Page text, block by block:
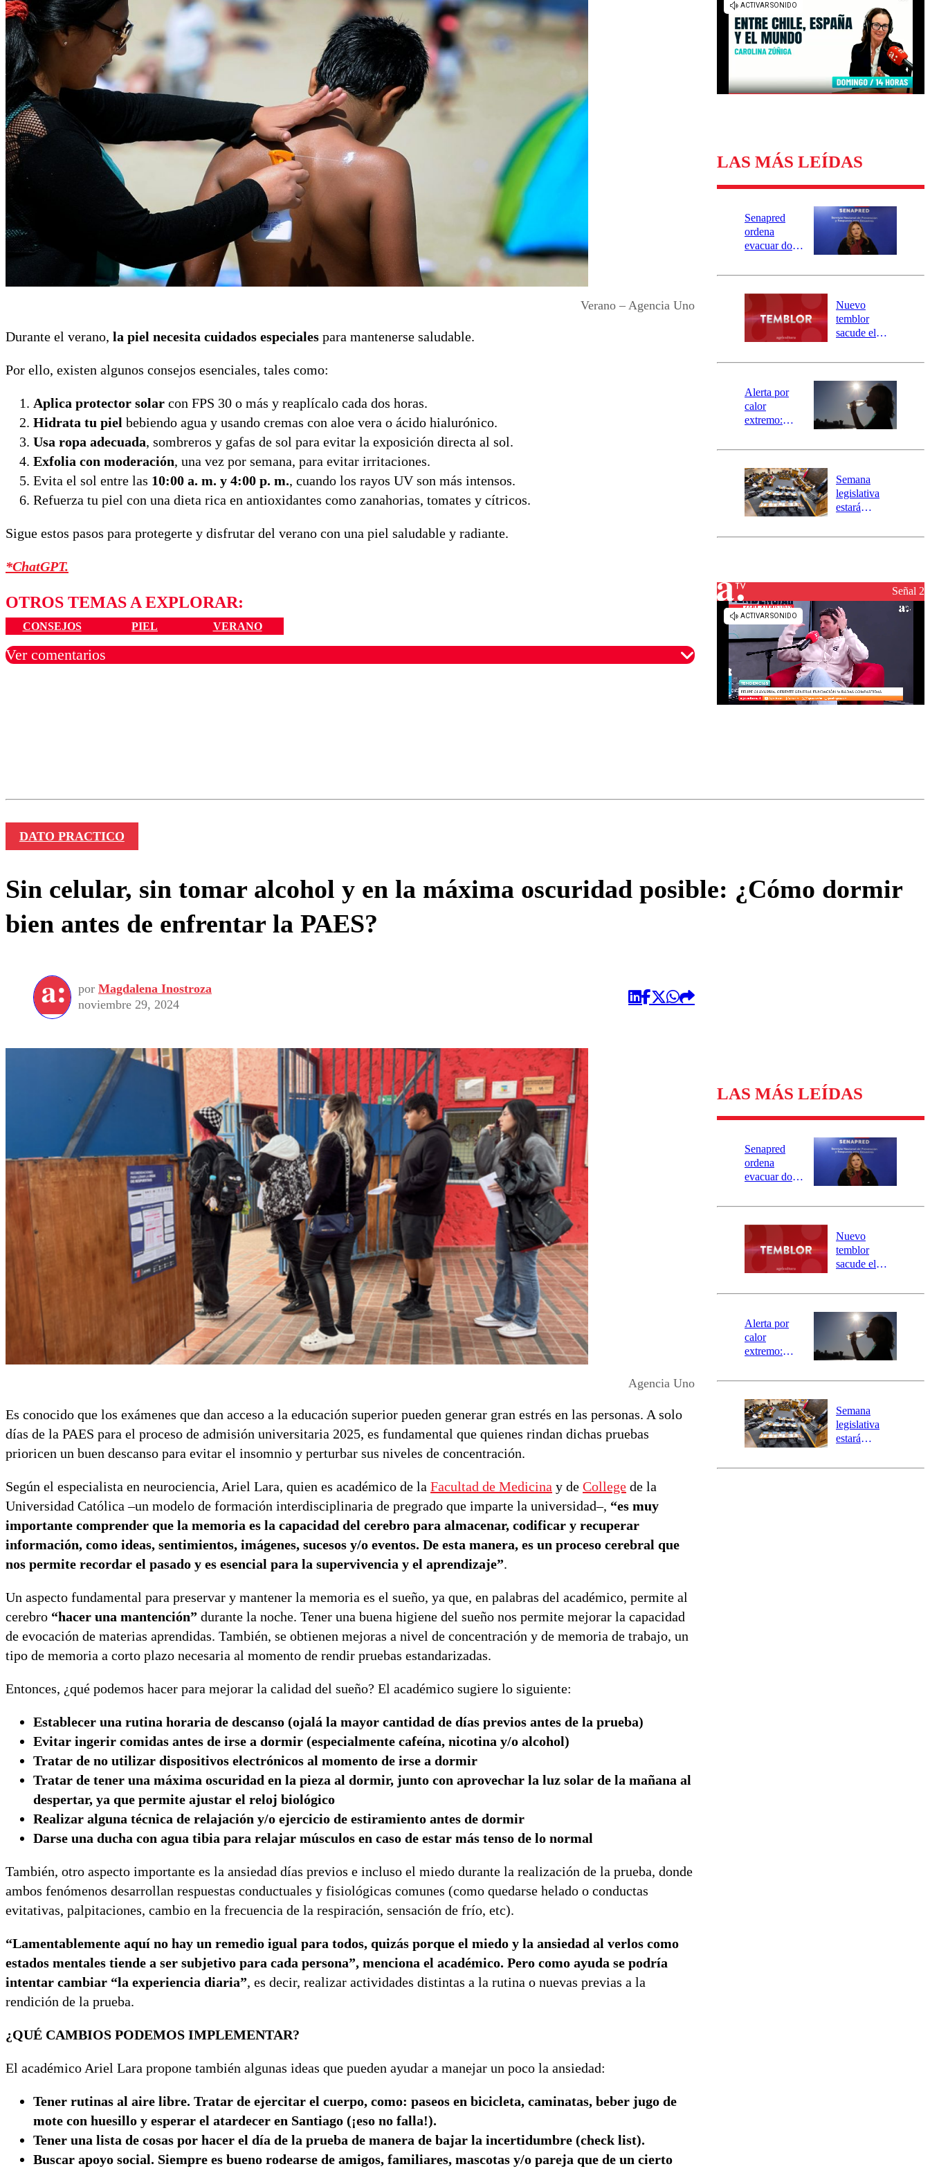
Universidad de Chile
Sustentabilidad
Verano – Agencia Uno
Durante el verano, la piel necesita cuidados especiales para mantenerse saludable.
Por ello, existen algunos consejos esenciales, tales como:
Aplica protector solar con FPS 30 o más y reaplícalo cada dos horas.
Hidrata tu piel bebiendo agua y usando cremas con aloe vera o ácido hialurónico.
Usa ropa adecuada, sombreros y gafas de sol para evitar la exposición directa al sol.
Exfolia con moderación, una vez por semana, para evitar irritaciones.
Evita el sol entre las 10:00 a. m. y 4:00 p. m., cuando los rayos UV son más intensos.
Refuerza tu piel con una dieta rica en antioxidantes como zanahorias, tomates y cítricos.
Sigue estos pasos para protegerte y disfrutar del verano con una piel saludable y radiante.
*ChatGPT.
OTROS TEMAS A EXPLORAR:
CONSEJOS PIEL VERANO
Ver comentarios
LAS MÁS LEÍDAS
Senapred
ordena
evacuar dos
Carahue por
río Damas:
activa
mensajería
SAE
Nuevo
temblor
sacude el
revisa la
epicentro
Alerta por
calor
extremo:
activa Alerta
Preventiva en
tres comunas
Semana
legislativa
estará
el fin de la
reconstrucciónSeñal 2
DATO PRACTICO
Sin celular, sin tomar alcohol y en la máxima oscuridad posible: ¿Cómo dormir
bien antes de enfrentar la PAES?
por Magdalena Inostroza
noviembre 29, 2024
Agencia Uno
Es conocido que los exámenes que dan acceso a la educación superior pueden generar gran estrés en las personas. A solo
días de la PAES para el proceso de admisión universitaria 2025, es fundamental que quienes rindan dichas pruebas
prioricen un buen descanso para evitar el insomnio y perturbar sus niveles de concentración.
Según el especialista en neurociencia, Ariel Lara, quien es académico de la Facultad de Medicina y de College de la
Universidad Católica –un modelo de formación interdisciplinaria de pregrado que imparte la universidad–, “es muy
importante comprender que la memoria es la capacidad del cerebro para almacenar, codificar y recuperar
información, como ideas, sentimientos, imágenes, sucesos y/o eventos. De esta manera, es un proceso cerebral que
nos permite recordar el pasado y es esencial para la supervivencia y el aprendizaje”.
Un aspecto fundamental para preservar y mantener la memoria es el sueño, ya que, en palabras del académico, permite al
cerebro “hacer una mantención” durante la noche. Tener una buena higiene del sueño nos permite mejorar la capacidad
de evocación de materias aprendidas. También, se obtienen mejoras a nivel de concentración y de memoria de trabajo, un
tipo de memoria a corto plazo necesaria al momento de rendir pruebas estandarizadas.
Entonces, ¿qué podemos hacer para mejorar la calidad del sueño? El académico sugiere lo siguiente:
Establecer una rutina horaria de descanso (ojalá la mayor cantidad de días previos antes de la prueba)
Evitar ingerir comidas antes de irse a dormir (especialmente cafeína, nicotina y/o alcohol)
Tratar de no utilizar dispositivos electrónicos al momento de irse a dormir
Tratar de tener una máxima oscuridad en la pieza al dormir, junto con aprovechar la luz solar de la mañana al
despertar, ya que permite ajustar el reloj biológico
Realizar alguna técnica de relajación y/o ejercicio de estiramiento antes de dormir
Darse una ducha con agua tibia para relajar músculos en caso de estar más tenso de lo normal
También, otro aspecto importante es la ansiedad días previos e incluso el miedo durante la realización de la prueba, donde
ambos fenómenos desarrollan respuestas conductuales y fisiológicas comunes (como quedarse helado o conductas
evitativas, palpitaciones, cambio en la frecuencia de la respiración, sensación de frío, etc).
“Lamentablemente aquí no hay un remedio igual para todos, quizás porque el miedo y la ansiedad al verlos como
estados mentales tiende a ser subjetivo para cada persona”, menciona el académico. Pero como ayuda se podría
intentar cambiar “la experiencia diaria”, es decir, realizar actividades distintas a la rutina o nuevas previas a la
rendición de la prueba.
¿QUÉ CAMBIOS PODEMOS IMPLEMENTAR?
El académico Ariel Lara propone también algunas ideas que pueden ayudar a manejar un poco la ansiedad:
Tener rutinas al aire libre. Tratar de ejercitar el cuerpo, como: paseos en bicicleta, caminatas, beber jugo de
mote con huesillo y esperar el atardecer en Santiago (¡eso no falla!).
Tener una lista de cosas por hacer el día de la prueba de manera de bajar la incertidumbre (check list).
Buscar apoyo social. Siempre es bueno rodearse de amigos, familiares, mascotas y/o pareja que de un cierto
LAS MÁS LEÍDAS
Senapred
ordena
evacuar dos
Carahue por
río Damas:
activa
mensajería
SAE
Nuevo
temblor
sacude el
revisa la
epicentro
Alerta por
calor
extremo:
activa Alerta
Preventiva en
tres comunas
Semana
legislativa
estará
el fin de la